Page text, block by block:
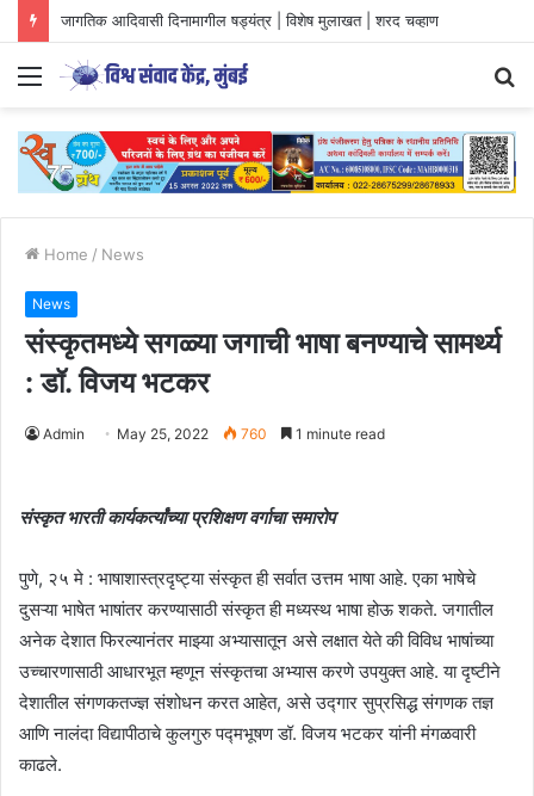
जागतिक आदिवासी दिनामागील षड्यंत्र | विशेष मुलाखत | शरद चव्हाण
Menu
Home / News
News
संस्कृतमध्ये सगळ्या जगाची भाषा बनण्याचे सामर्थ्य
: डॉ. विजय भटकर
Admin May 25, 2022 760 1 minute read
संस्कृत भारती कार्यकर्त्यांच्या प्रशिक्षण वर्गाचा समारोप
पुणे, २५ मे : भाषाशास्त्रदृष्ट्या संस्कृत ही सर्वात उत्तम भाषा आहे. एका भाषेचे
दुसऱ्या भाषेत भाषांतर करण्यासाठी संस्कृत ही मध्यस्थ भाषा होऊ शकते. जगातील
अनेक देशात फिरल्यानंतर माझ्या अभ्यासातून असे लक्षात येते की विविध भाषांच्या
उच्चारणासाठी आधारभूत म्हणून संस्कृतचा अभ्यास करणे उपयुक्त आहे. या दृष्टीने
देशातील संगणकतज्ज्ञ संशोधन करत आहेत, असे उद्गार सुप्रसिद्ध संगणक तज्ञ
आणि नालंदा विद्यापीठाचे कुलगुरु पद्मभूषण डॉ. विजय भटकर यांनी मंगळवारी
काढले.